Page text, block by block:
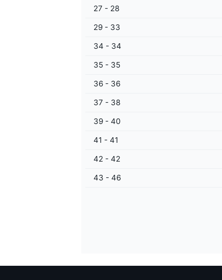
27 - 28
29 - 33
34 - 34
35 - 35
36 - 36
37 - 38
39 - 40
41 - 41
42 - 42
43 - 46